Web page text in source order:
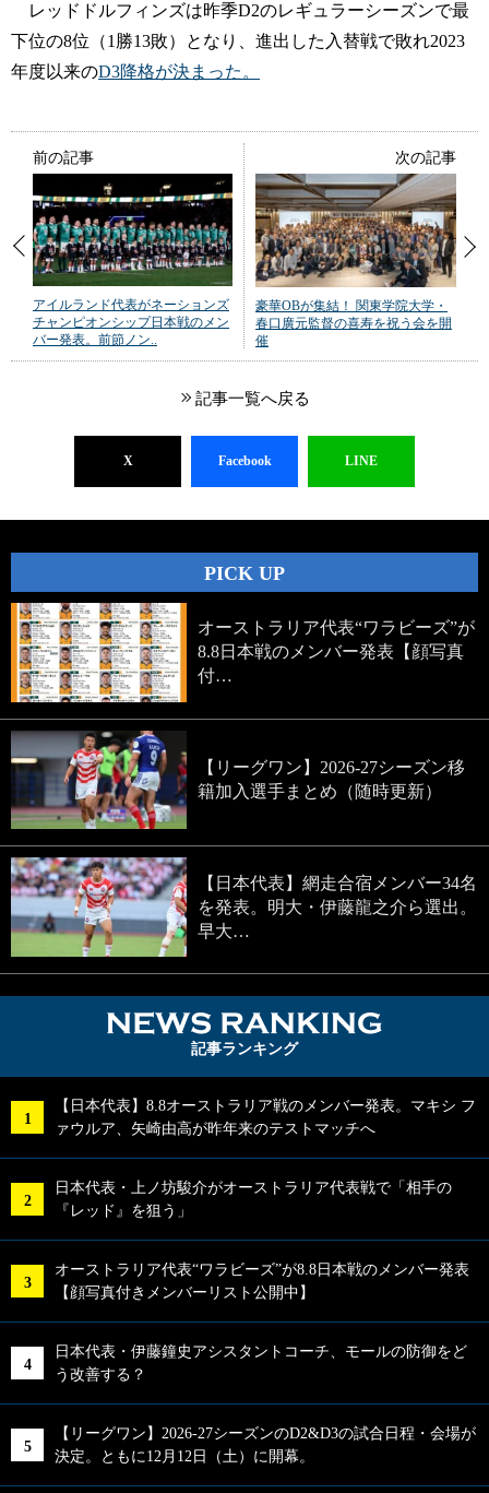
レッドドルフィンズは昨季D2のレギュラーシーズンで最
下位の8位（1勝13敗）となり、進出した入替戦で敗れ2023
年度以来のD3降格が決まった。
前の記事
アイルランド代表がネーションズ
チャンピオンシップ日本戦のメン
バー発表。前節ノン..
次の記事
豪華OBが集結！ 関東学院大学・
春口廣元監督の喜寿を祝う会を開
催
記事一覧へ戻る
X Facebook LINE
PICK UP
オーストラリア代表“ワラビーズ”が
8.8日本戦のメンバー発表【顔写真
付…
【リーグワン】2026-27シーズン移
籍加入選手まとめ（随時更新）
【日本代表】網走合宿メンバー34名
を発表。明大・伊藤龍之介ら選出。
早大…
記事ランキング
【日本代表】8.8オーストラリア戦のメンバー発表。マキシ フ
ァウルア、矢崎由高が昨年来のテストマッチへ
日本代表・上ノ坊駿介がオーストラリア代表戦で「相手の
『レッド』を狙う」
オーストラリア代表“ワラビーズ”が8.8日本戦のメンバー発表
【顔写真付きメンバーリスト公開中】
日本代表・伊藤鐘史アシスタントコーチ、モールの防御をど
う改善する？
【リーグワン】2026-27シーズンのD2&D3の試合日程・会場が
決定。ともに12月12日（土）に開幕。